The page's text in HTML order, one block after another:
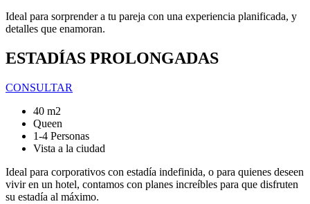
Ideal para sorprender a tu pareja con una experiencia planificada, y
detalles que enamoran.
ESTADÍAS PROLONGADAS
CONSULTAR
40 m2
Queen
1-4 Personas
Vista a la ciudad
Ideal para corporativos con estadía indefinida, o para quienes deseen
vivir en un hotel, contamos con planes increíbles para que disfruten
su estadía al máximo.